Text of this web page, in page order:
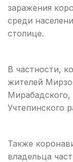
заражения
среди
столице.
В частности,
жителей
Мирабадского,
Учтепинского
Также
владельца